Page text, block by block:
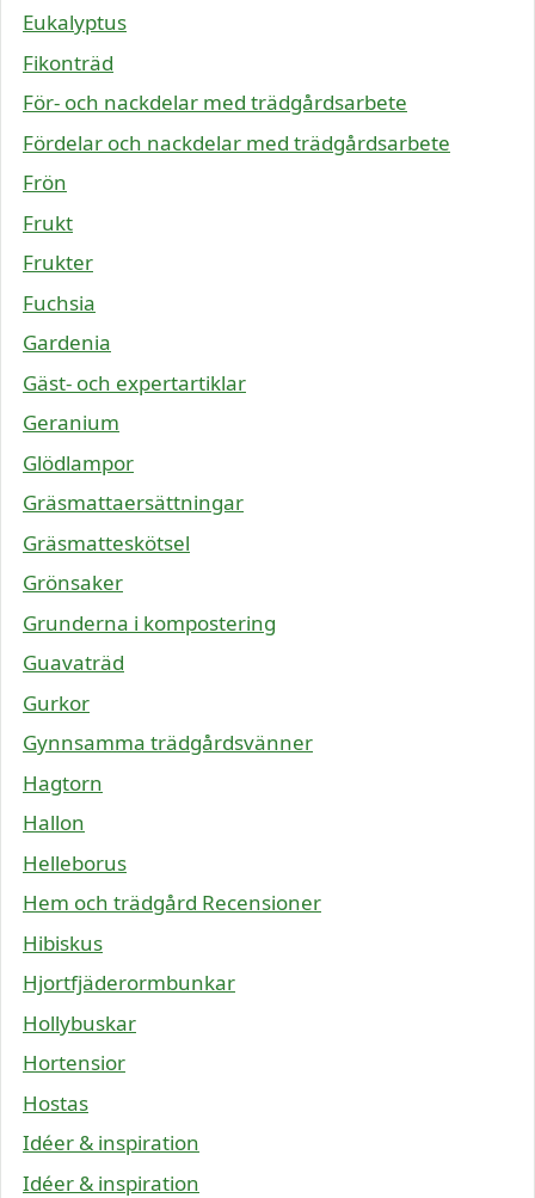
Eukalyptus
Fikonträd
För- och nackdelar med trädgårdsarbete
Fördelar och nackdelar med trädgårdsarbete
Frön
Frukt
Frukter
Fuchsia
Gardenia
Gäst- och expertartiklar
Geranium
Glödlampor
Gräsmattaersättningar
Gräsmatteskötsel
Grönsaker
Grunderna i kompostering
Guavaträd
Gurkor
Gynnsamma trädgårdsvänner
Hagtorn
Hallon
Helleborus
Hem och trädgård Recensioner
Hibiskus
Hjortfjäderormbunkar
Hollybuskar
Hortensior
Hostas
Idéer & inspiration
Idéer & inspiration